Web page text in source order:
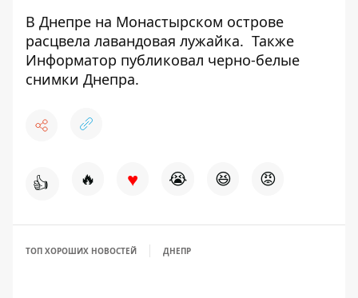
В Днепре на Монастырском острове
расцвела лавандовая лужайка. Также
Информатор публиковал черно-белые
снимки Днепра.
👍 🔥 ♥ 😭 😆 😡
ТОП ХОРОШИХ НОВОСТЕЙ ДНЕПР